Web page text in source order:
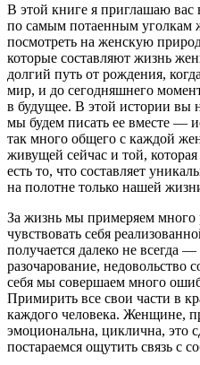
В этой книге я приглашаю вас
по самым потаенным уголкам
посмотреть на женскую
которые составляют жизнь
долгий путь от рождения,
мир, и до сегодняшнего
в будущее. В этой истории вы
мы будем писать ее вместе —
так много общего с каждой
живущей сейчас и той,
есть то, что составляет
на полотне только нашей
За жизнь мы примеряем много
чувствовать себя
получается далеко не всегда
разочарование, недовольство
себя мы совершаем много
Примирить все свои части в
каждого человека. Женщине,
эмоциональна, циклична, это
постараемся ощутить связь с